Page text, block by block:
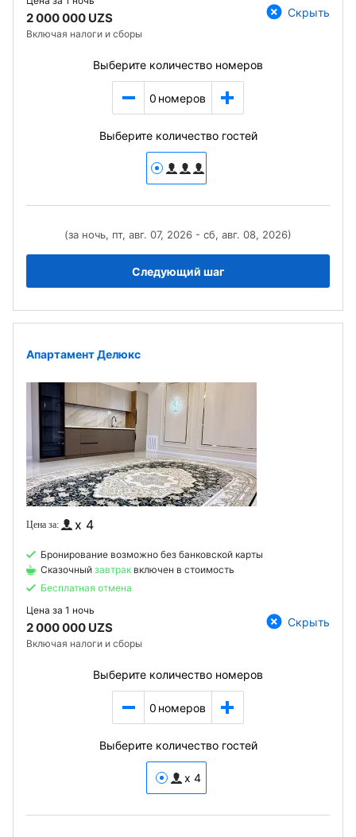
2 000 000 UZS
Включая налоги и сборы
Скрыть
Выберите количество номеров
0 номеров
Выберите количество гостей
(за ночь, пт, авг. 07, 2026 - сб, авг. 08, 2026)
Следующий шаг
Апартамент Делюкс
x 4
Бронирование возможно без банковской карты
Сказочный завтрак включен в стоимость
Бесплатная отмена
Цена за 1 ночь
2 000 000 UZS
Включая налоги и сборы
Скрыть
Выберите количество номеров
0 номеров
Выберите количество гостей
x 4